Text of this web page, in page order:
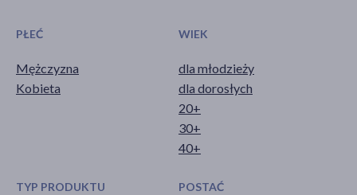
PŁEĆ
Mężczyzna
Kobieta
WIEK
dla młodzieży
dla dorosłych
20+
30+
40+
TYP PRODUKTU POSTAĆ